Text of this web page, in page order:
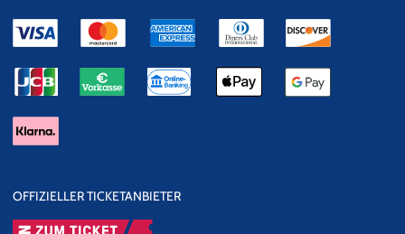
OFFIZIELLER TICKETANBIETER